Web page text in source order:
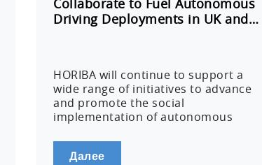
Collaborate to Fuel Autonomous
Driving Deployments in UK and…
HORIBA will continue to support a
wide range of initiatives to advance
and promote the social
implementation of autonomous
Далее